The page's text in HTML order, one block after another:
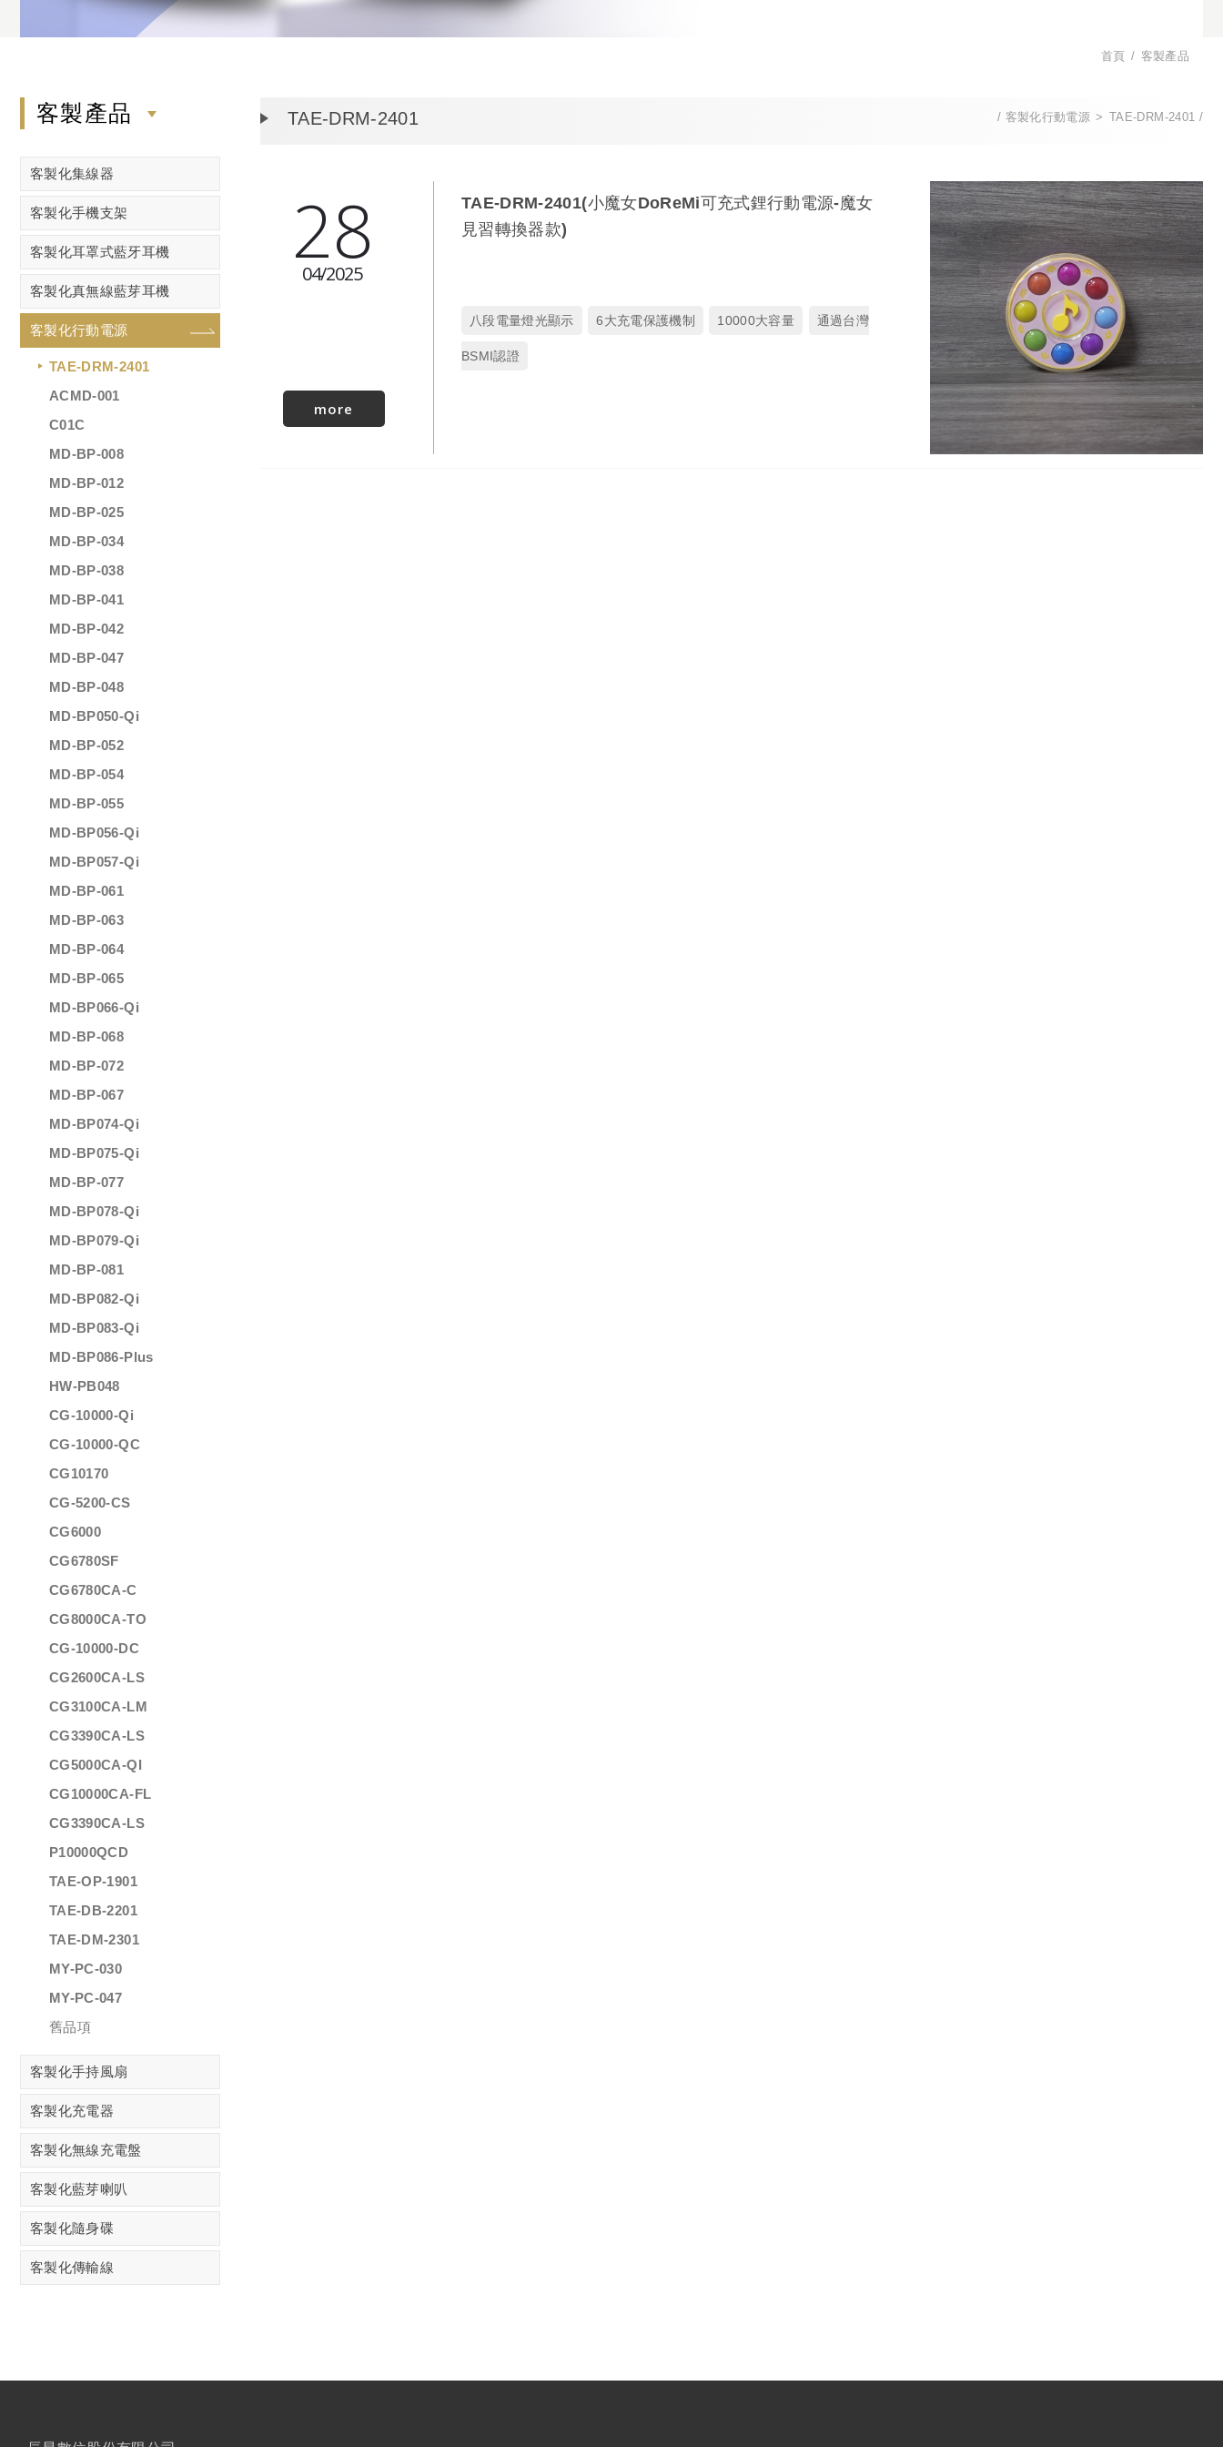
首頁 客製產品
客製產品
客製化集線器
客製化手機支架
客製化耳罩式藍牙耳機
客製化真無線藍芽耳機
客製化行動電源
TAE-DRM-2401
ACMD-001
C01C
MD-BP-008
MD-BP-012
MD-BP-025
MD-BP-034
MD-BP-038
MD-BP-041
MD-BP-042
MD-BP-047
MD-BP-048
MD-BP050-Qi
MD-BP-052
MD-BP-054
MD-BP-055
MD-BP056-Qi
MD-BP057-Qi
MD-BP-061
MD-BP-063
MD-BP-064
MD-BP-065
MD-BP066-Qi
MD-BP-068
MD-BP-072
MD-BP-067
MD-BP074-Qi
MD-BP075-Qi
MD-BP-077
MD-BP078-Qi
MD-BP079-Qi
MD-BP-081
MD-BP082-Qi
MD-BP083-Qi
MD-BP086-Plus
HW-PB048
CG-10000-Qi
CG-10000-QC
CG10170
CG-5200-CS
CG6000
CG6780SF
CG6780CA-C
CG8000CA-TO
CG-10000-DC
CG2600CA-LS
CG3100CA-LM
CG3390CA-LS
CG5000CA-QI
CG10000CA-FL
CG3390CA-LS
P10000QCD
TAE-OP-1901
TAE-DB-2201
TAE-DM-2301
MY-PC-030
MY-PC-047
舊品項
客製化手持風扇
客製化充電器
客製化無線充電盤
客製化藍芽喇叭
客製化隨身碟
客製化傳輸線
TAE-DRM-2401 客製化行動電源 TAE-DRM-2401
28
04 2025
TAE-DRM-2401(小魔女DoReMi可充式鋰行動電源-魔女
見習轉換器款)
八段電量燈光顯示 6大充電保護機制 10000大容量 通過台灣
BSMI認證
more